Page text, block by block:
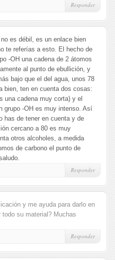
Responder
es débil, es un enlace bien
te referías a esto. El hecho de
-OH una cadena de 2 átomos
al punto de ebullición, y
bajo que el del agua, unos 78
bien, ten en cuenta dos cosas:
una cadena muy corta) y el
grupo -OH es muy intenso. Así
has de tener en cuenta y de
cercano a 80 es muy
otros alcoholes, a medida
de carbono el punto de
Responder
y me ayuda para darlo en
su material? Muchas
Responder